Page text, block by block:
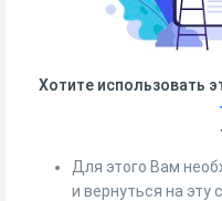
Хотите использовать
Для этого Вам
и вернуться на эту